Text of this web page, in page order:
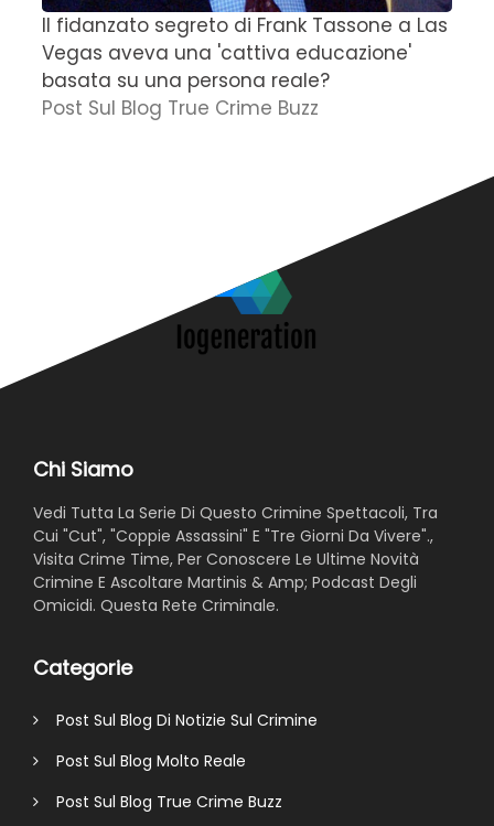
Il fidanzato segreto di Frank Tassone a Las
Vegas aveva una 'cattiva educazione'
basata su una persona reale?
Post Sul Blog True Crime Buzz
Chi Siamo
Vedi Tutta La Serie Di Questo Crimine Spettacoli, Tra
Cui "Cut", "Coppie Assassini" E "Tre Giorni Da Vivere".,
Visita Crime Time, Per Conoscere Le Ultime Novità
Crimine E Ascoltare Martinis & Amp; Podcast Degli
Omicidi. Questa Rete Criminale.
Categorie
Post Sul Blog Di Notizie Sul Crimine
Post Sul Blog Molto Reale
Post Sul Blog True Crime Buzz